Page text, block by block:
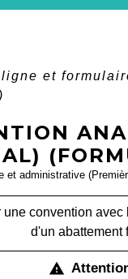
et
et administrative
convention
d'un abattement
warning